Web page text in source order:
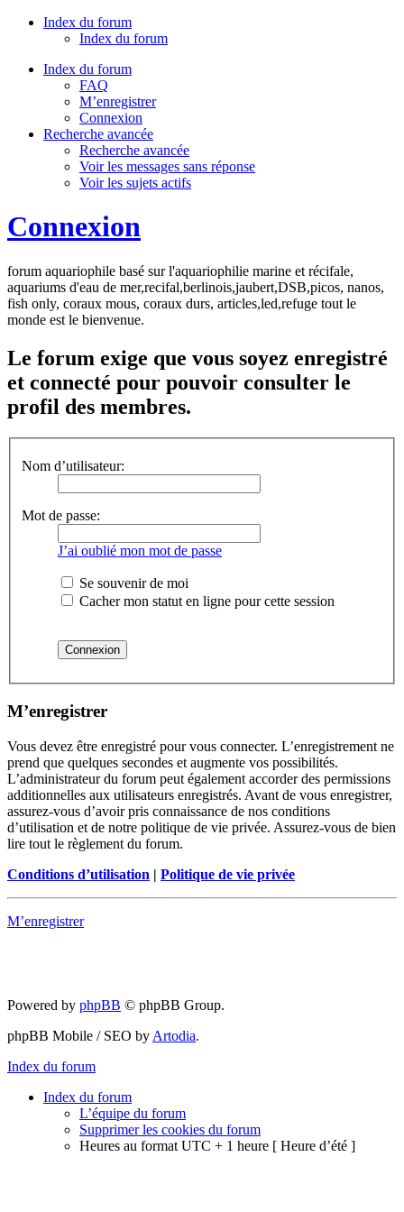
Index du forum
Index du forum
Index du forum
FAQ
M’enregistrer
Connexion
Recherche avancée
Recherche avancée
Voir les messages sans réponse
Voir les sujets actifs
Connexion
forum aquariophile basé sur l'aquariophilie marine et récifale,
aquariums d'eau de mer,recifal,berlinois,jaubert,DSB,picos, nanos,
fish only, coraux mous, coraux durs, articles,led,refuge tout le
monde est le bienvenue.
Le forum exige que vous soyez enregistré
et connecté pour pouvoir consulter le
profil des membres.
Nom d’utilisateur:
Mot de passe:
J’ai oublié mon mot de passe
Se souvenir de moi
Cacher mon statut en ligne pour cette session
M’enregistrer
Vous devez être enregistré pour vous connecter. L’enregistrement ne
prend que quelques secondes et augmente vos possibilités.
L’administrateur du forum peut également accorder des permissions
additionnelles aux utilisateurs enregistrés. Avant de vous enregistrer,
assurez-vous d’avoir pris connaissance de nos conditions
d’utilisation et de notre politique de vie privée. Assurez-vous de bien
lire tout le règlement du forum.
Conditions d’utilisation | Politique de vie privée
M’enregistrer
Powered by phpBB © phpBB Group.
phpBB Mobile / SEO by Artodia.
Index du forum
Index du forum
L’équipe du forum
Supprimer les cookies du forum
Heures au format UTC + 1 heure [ Heure d’été ]